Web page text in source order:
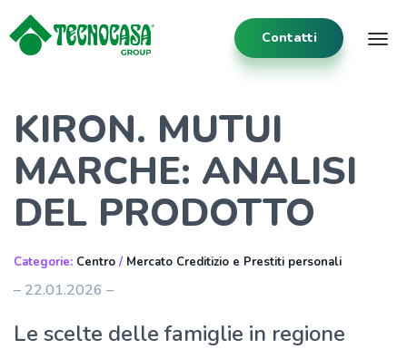
Contatti
KIRON. MUTUI
MARCHE: ANALISI
DEL PRODOTTO
Categorie: Centro / Mercato Creditizio e Prestiti personali
– 22.01.2026 –
Le scelte delle famiglie in regione